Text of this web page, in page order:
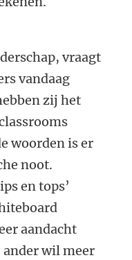
vraagt
vandaag
zij het
woorden is er
noot.
en tops’
aandacht
ander wil meer